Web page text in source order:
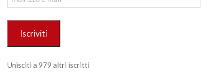
e-
Iscriviti
Unisciti a 979 altri iscritti